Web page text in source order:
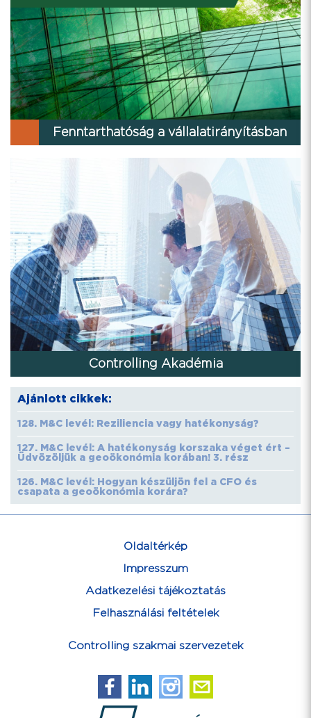
Fenntarthatóság a vállalatirányításban
Controlling Akadémia
Ajánlott cikkek:
128. M&C levél: Reziliencia vagy hatékonyság?
127. M&C levél: A hatékonyság korszaka véget ért –
Üdvözöljük a geoökonómia korában! 3. rész
126. M&C levél: Hogyan készüljön fel a CFO és
csapata a geoökonómia korára?
Oldaltérkép
Impresszum
Adatkezelési tájékoztatás
Felhasználási feltételek
Controlling szakmai szervezetek